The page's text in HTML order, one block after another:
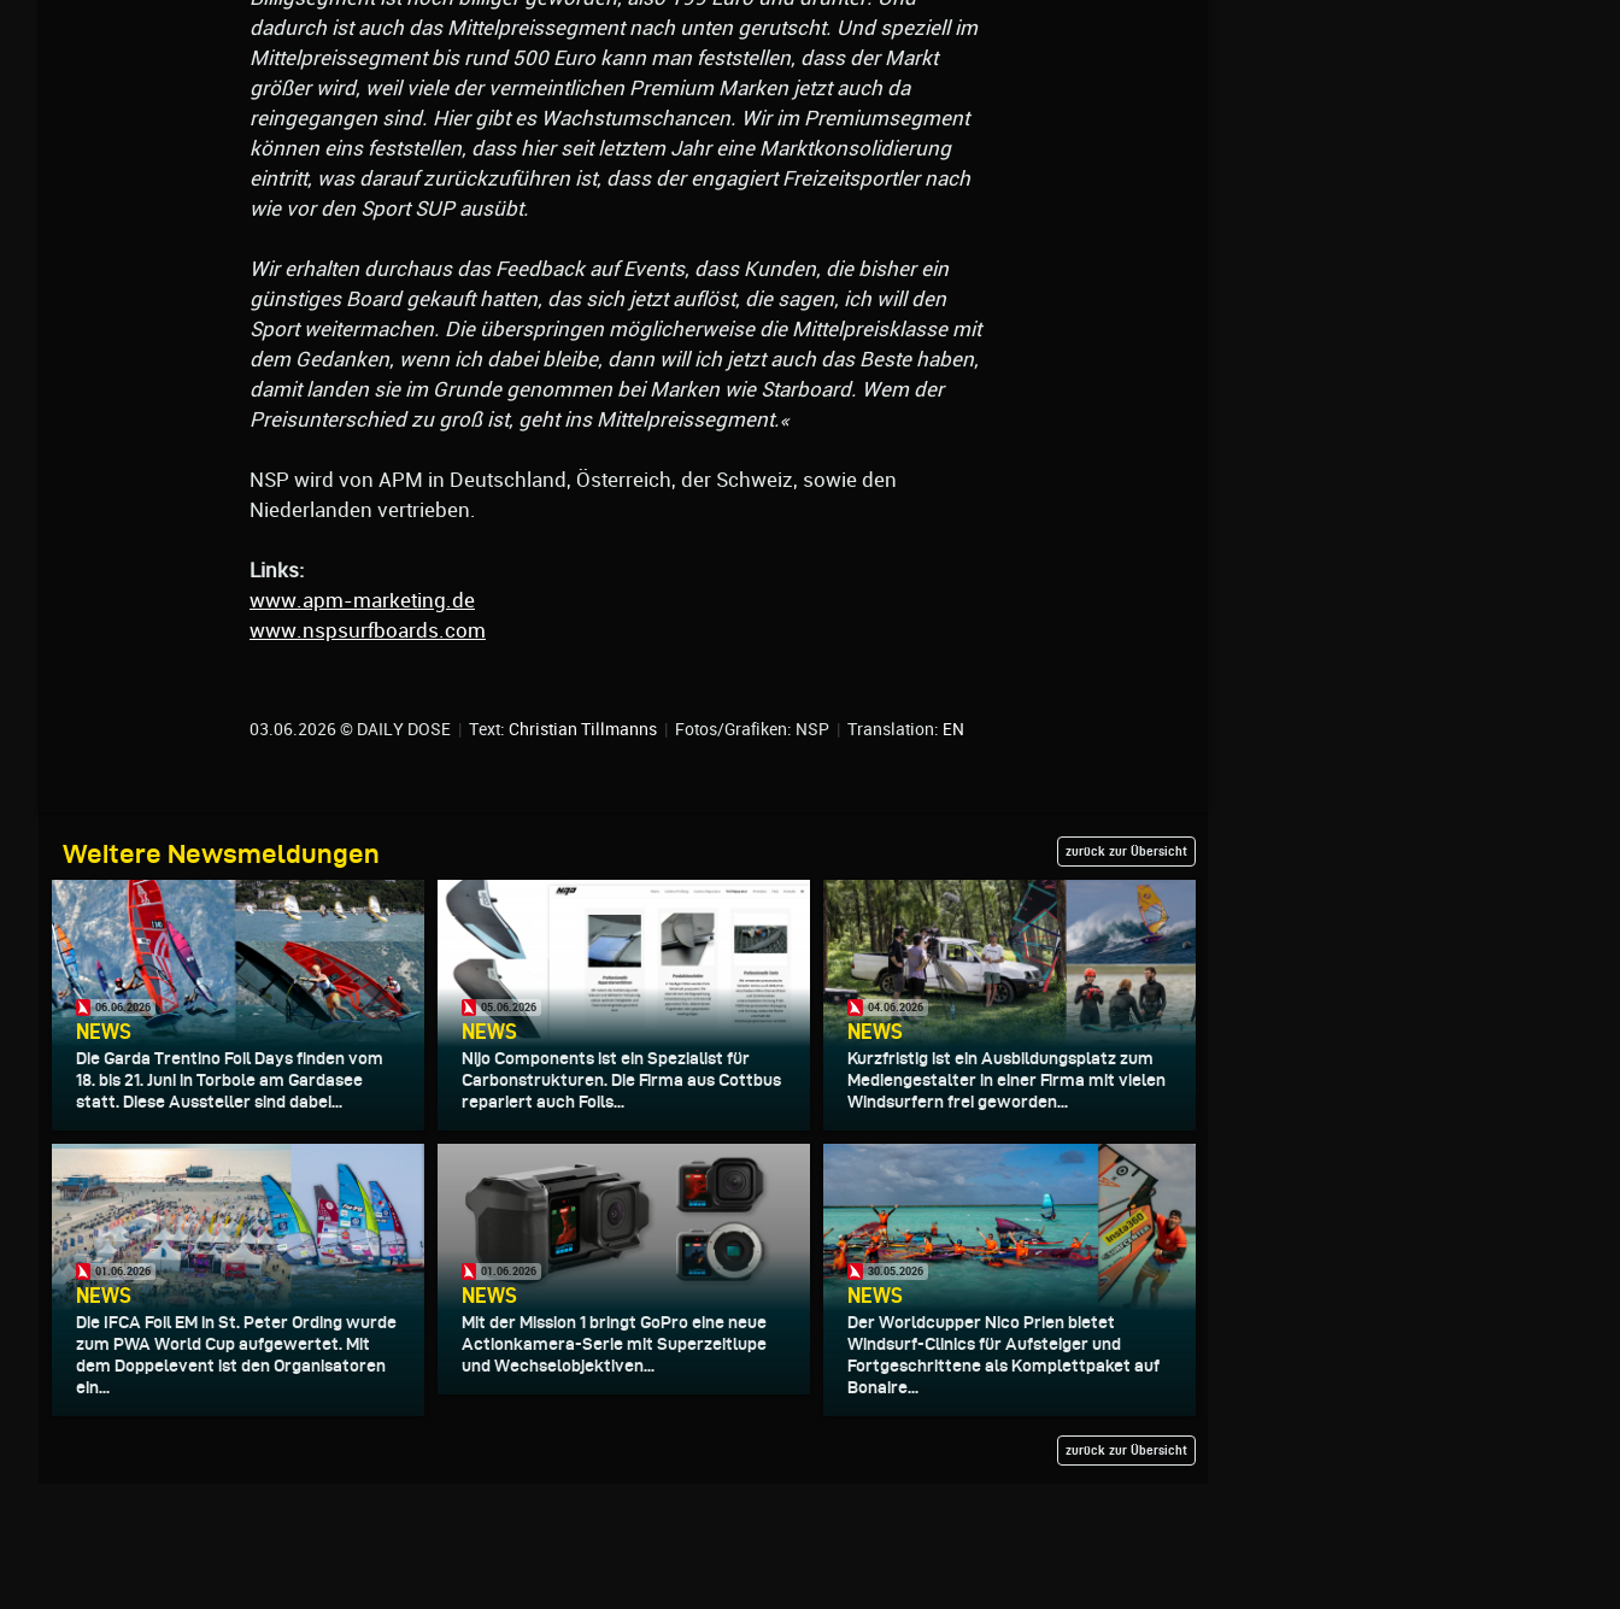
dadurch ist auch das Mittelpreissegment nach unten gerutscht. Und speziell im
Mittelpreissegment bis rund 500 Euro kann man feststellen, dass der Markt
größer wird, weil viele der vermeintlichen Premium Marken jetzt auch da
reingegangen sind. Hier gibt es Wachstumschancen. Wir im Premiumsegment
können eins feststellen, dass hier seit letztem Jahr eine Marktkonsolidierung
eintritt, was darauf zurückzuführen ist, dass der engagiert Freizeitsportler nach
wie vor den Sport SUP ausübt.
Wir erhalten durchaus das Feedback auf Events, dass Kunden, die bisher ein
günstiges Board gekauft hatten, das sich jetzt auflöst, die sagen, ich will den
Sport weitermachen. Die überspringen möglicherweise die Mittelpreisklasse mit
dem Gedanken, wenn ich dabei bleibe, dann will ich jetzt auch das Beste haben,
damit landen sie im Grunde genommen bei Marken wie Starboard. Wem der
Preisunterschied zu groß ist, geht ins Mittelpreissegment.«
NSP wird von APM in Deutschland, Österreich, der Schweiz, sowie den
Niederlanden vertrieben.
Links:
www.apm-marketing.de
www.nspsurfboards.com
03.06.2026 © DAILY DOSE | Text: Christian Tillmanns | Fotos/Grafiken: NSP | Translation: EN
Weitere Newsmeldungen zurück zur Übersicht
06.06.2026
NEWS
Die Garda Trentino Foil Days finden vom
18. bis 21. Juni in Torbole am Gardasee
statt. Diese Aussteller sind dabei...
05.06.2026
NEWS
Nijo Components ist ein Spezialist für
Carbonstrukturen. Die Firma aus Cottbus
repariert auch Foils...
04.06.2026
NEWS
Kurzfristig ist ein Ausbildungsplatz zum
Mediengestalter in einer Firma mit vielen
Windsurfern frei geworden...
01.06.2026
NEWS
Die IFCA Foil EM in St. Peter Ording wurde
zum PWA World Cup aufgewertet. Mit
dem Doppelevent ist den Organisatoren
ein...
01.06.2026
NEWS
Mit der Mission 1 bringt GoPro eine neue
Actionkamera-Serie mit Superzeitlupe
und Wechselobjektiven...
30.05.2026
NEWS
Der Worldcupper Nico Prien bietet
Windsurf-Clinics für Aufsteiger und
Fortgeschrittene als Komplettpaket auf
Bonaire...
zurück zur Übersicht